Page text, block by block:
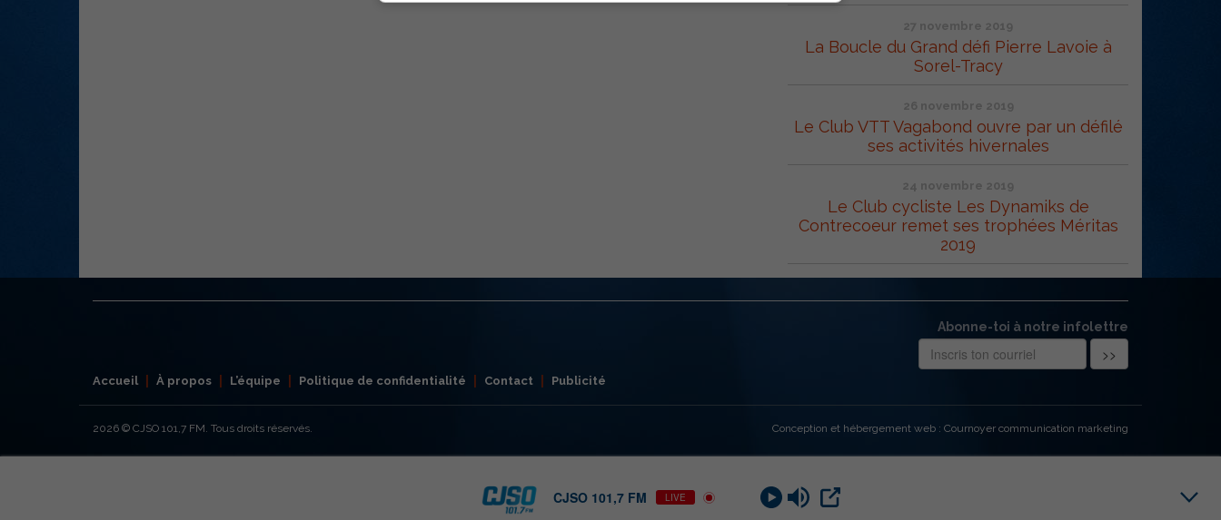
27 novembre 2019
La Boucle du Grand défi Pierre Lavoie à
Sorel-Tracy
26 novembre 2019
Le Club VTT Vagabond ouvre par un défilé
ses activités hivernales
24 novembre 2019
Le Club cycliste Les Dynamiks de
Contrecoeur remet ses trophées Méritas
2019
Abonne-toi à notre infolettre
Accueil À propos L’équipe Politique de confidentialité Contact Publicité
2026 © CJSO 101,7 FM. Tous droits réservés. Conception et hébergement web : Cournoyer communication marketing
CJSO 101,7 FM LIVE